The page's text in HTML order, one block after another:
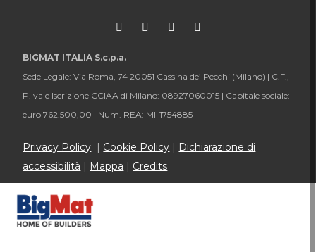
BIGMAT ITALIA S.c.p.a.
Sede Legale: Via Roma, 74 20051 Cassina de’ Pecchi (Milano) | C.F.,
P.Iva e Iscrizione CCIAA di Milano: 08927060015 | Capitale sociale:
euro 762.500,00 | Num. REA: MI-1754885
Privacy Policy Cookie Policy
Dichiarazione di
accessibilità
Mappa Credits